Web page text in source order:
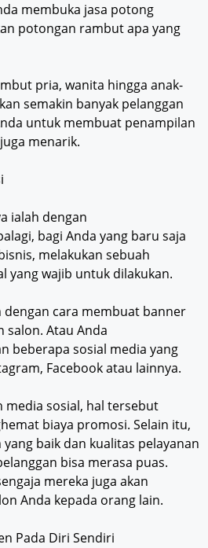
membuka jasa potong
potongan rambut apa yang
pria, wanita hingga anak-
semakin banyak pelanggan
untuk membuat penampilan
menarik.
ialah dengan
bagi Anda yang baru saja
melakukan sebuah
yang wajib untuk dilakukan.
dengan cara membuat banner
salon. Atau Anda
beberapa sosial media yang
Facebook atau lainnya.
media sosial, hal tersebut
biaya promosi. Selain itu,
baik dan kualitas pelayanan
bisa merasa puas.
mereka juga akan
Anda kepada orang lain.
Pada Diri Sendiri